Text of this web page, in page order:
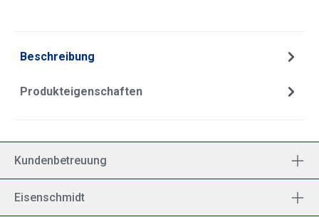
Beschreibung
Produkteigenschaften
Kundenbetreuung
Eisenschmidt